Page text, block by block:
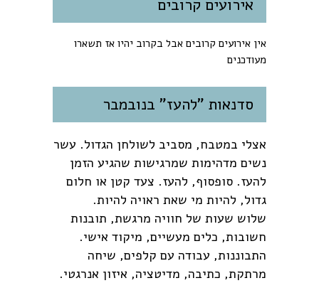
אירועים קרובים
אין אירועים קרובים אבל בקרוב יהיו אז תשארו
מעודכנים
סדנאות "להעז" בנובמבר
אצלי במטבח, מסביב לשולחן הגדול. עשר
נשים מדהימות שמרגישות שהגיע הזמן
להעז. סופסוף, להעז. צעד קטן או חלום
גדול, להיות מי שאת ראויה להיות.
שלוש שעות של חוויה מרגשת, תובנות
חשובות, כלים מעשיים, מיקוד אישי.
התבוננות, עבודה עם קלפים, שיחה
מרתקת, כתיבה, מדיטציה, איזון אנרגטי.